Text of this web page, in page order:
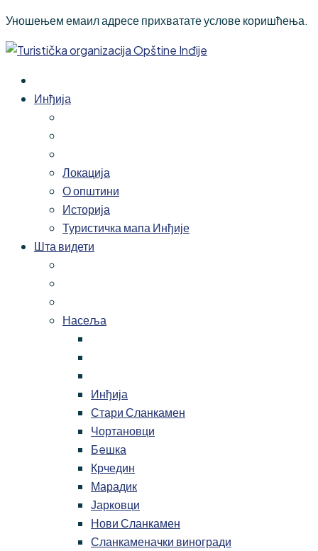
Уношењем емаил адресе прихватате услове коришћења.
Инђија
Локација
О општини
Историја
Туристичка мапа Инђије
Шта видети
Насеља
Инђија
Стари Сланкамен
Чортановци
Бeшка
Крчедин
Марадик
Јарковци
Нови Сланкамен
Сланкаменачки виногради